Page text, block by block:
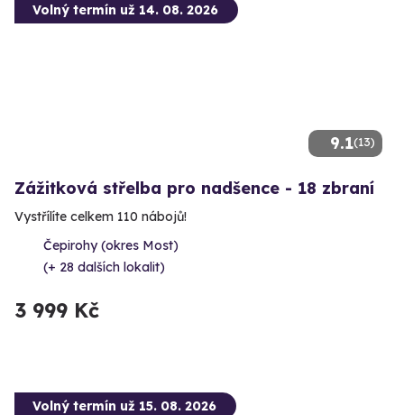
9.1(13)
Volný termín už 14. 08. 2026
Zážitková střelba pro nadšence - 18 zbraní
Vystřílíte celkem 110 nábojů!
Čepirohy (okres Most)
(+ 28 dalších lokalit)
3 999 Kč
Volný termín už 15. 08. 2026